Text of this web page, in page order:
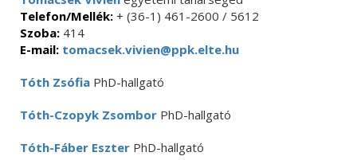
Telefon/Mellék: + (36-1) 461-2600 / 5612
Szoba: 414
E-mail: tomacsek.vivien@ppk.elte.hu
Tóth Zsófia PhD-hallgató
Tóth-Czopyk Zsombor PhD-hallgató
Tóth-Fáber Eszter PhD-hallgató